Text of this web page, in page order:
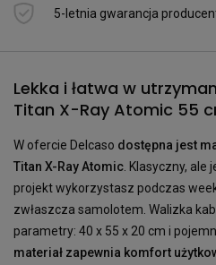
5-letnia gwarancja
Lekka i łatwa w
Titan X-Ray Atomic 55
W ofercie Delcaso dostępna jest
Titan X-Ray Atomic . Klasyczny,
projekt wykorzystasz podczas
zwłaszcza samolotem. Walizka
parametry: 40 x 55 x 20 cm i
materiał zapewnia komfort